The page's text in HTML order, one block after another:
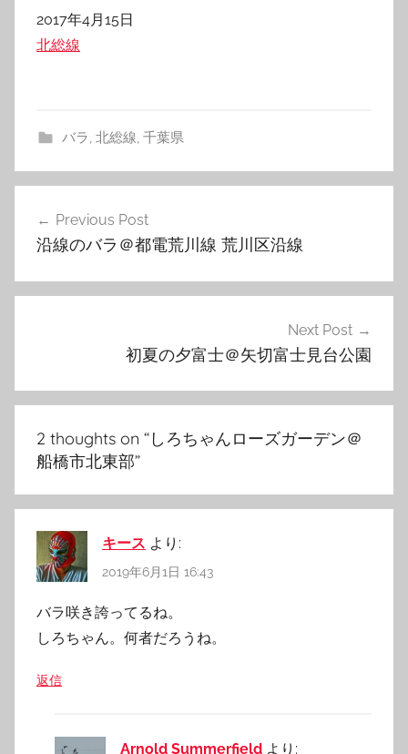
日付
2017年4月15日
関連理由
北総線
バラ, 北総線, 千葉県
稿
ビ
シ
ョ
ン
Previous Post
沿線のバラ＠都電荒川線 荒川区沿線
Next Post
初夏の夕富士＠矢切富士見台公園
2 thoughts on “しろちゃんローズガーデン＠
船橋市北東部”
キース より:
2019年6月1日 16:43
バラ咲き誇ってるね。
しろちゃん。何者だろうね。
返信
Arnold Summerfield より: